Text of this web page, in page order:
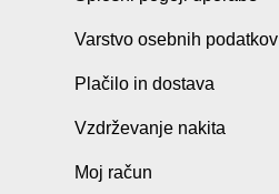
Varstvo osebnih podatkov
Plačilo in dostava
Vzdrževanje nakita
Moj račun